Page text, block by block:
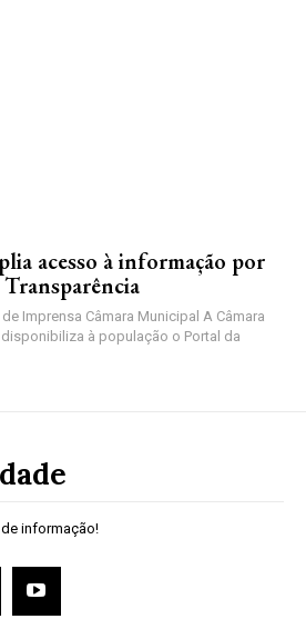
acesso à informação por
Imprensa Câmara Municipal A Câmara
à população o Portal da
informação!